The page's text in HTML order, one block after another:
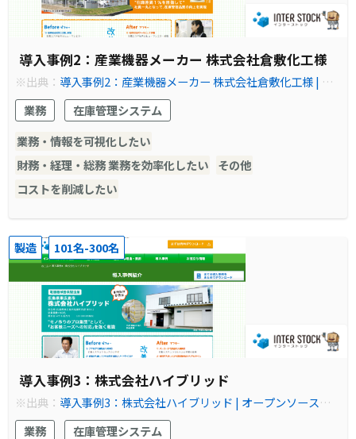
導入事例2：産業機器メーカー 株式会社倉敷化工様
※出典： 導入事例2：産業機器メーカー 株式会社倉敷化工様 | オ
ープンソースの倉庫管理システム(WMS)【インターストック】
業務
在庫管理システム
業務・情報を可視化したい
財務・経理・総務 業務を効率化したい
その他
コストを削減したい
製造 101名-300名
導入事例3：株式会社ハイブリッド
※出典： 導入事例3：株式会社ハイブリッド | オープンソースの
倉庫管理システム(WMS)【インターストック】
業務 在庫管理システム